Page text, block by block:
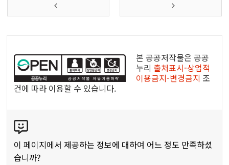
공
리
공
저
작
물
본 공공저작물은 공공
누리 출처표시-상업적
이용금지-변경금지 조
건에 따라 이용할 수 있습니다.
텐
츠
만
이 페이지에서 제공하는 정보에 대하여 어느 정도 만족하셨
습니까?